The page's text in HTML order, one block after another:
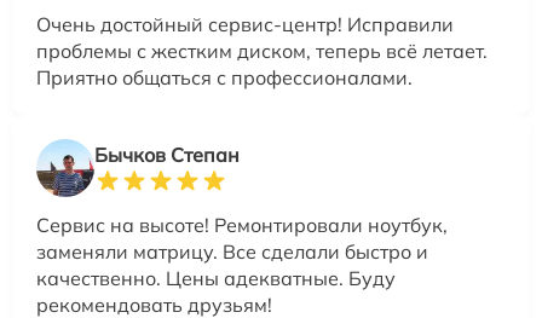
Очень достойный сервис-центр! Исправили
проблемы с жестким диском, теперь всё летает.
Приятно общаться с профессионалами.
Бычков Степан
Сервис на высоте! Ремонтировали ноутбук,
заменяли матрицу. Все сделали быстро и
качественно. Цены адекватные. Буду
рекомендовать друзьям!